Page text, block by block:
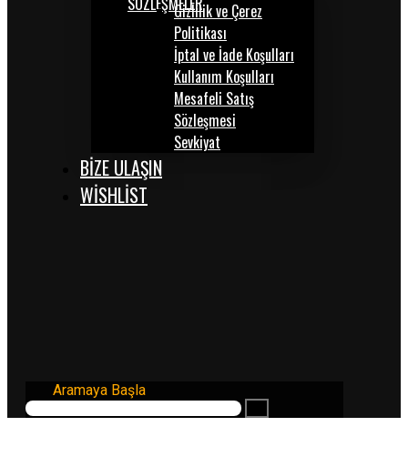
Gizlilik ve Çerez
Politikası
İptal ve İade Koşulları
Kullanım Koşulları
Mesafeli Satış
Sözleşmesi
Sevkiyat
BİZE ULAŞIN
WISHLIST
Aramaya Başla